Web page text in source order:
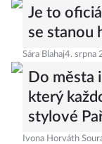
Je to
se stanou
Sára Blahaj4. srpna
Do města
který
stylové
Ivona Horváth